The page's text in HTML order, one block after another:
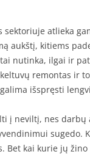
sektoriuje atlieka
aukštį, kitiems
nutinka, ilgai ir
remontas ir
išspręsti
į neviltį, nes
sugedo.
Bet kai kurie jų